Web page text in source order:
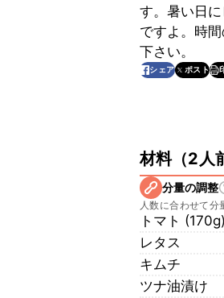
す。暑い日
ですよ。時
下さい。
シェア ポスト
材料（2人
分量の調整
人数に合わせて分
トマト (170g)
レタス
キムチ
ツナ油漬け